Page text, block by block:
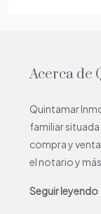
Acerca de
Quintamar
familiar situada
compra y
el notario y más
Seguir leyendo